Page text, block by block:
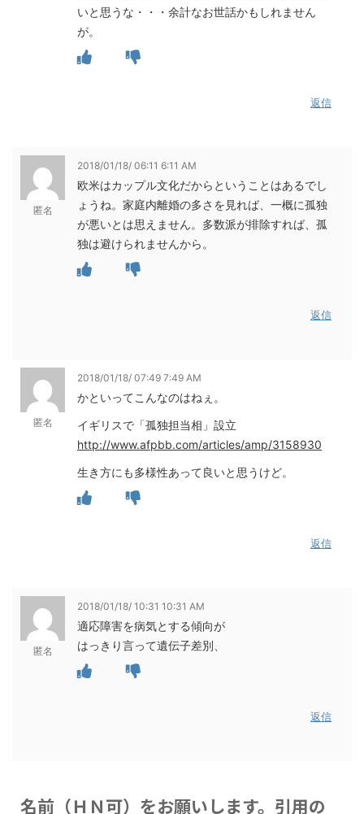
いと思うな・・・余計なお世話かもしれません
が。
返信
匿名
2018/01/18/ 06:11 6:11 AM
欧米はカップル文化だからということはあるでし
ょうね。家庭内離婚の多さを見れば、一概に孤独
が悪いとは思えません。多数派が排除すれば、孤
独は避けられませんから。
返信
匿名
2018/01/18/ 07:49 7:49 AM
かといってこんなのはねぇ。
イギリスで「孤独担当相」設立
http://www.afpbb.com/articles/amp/3158930
生き方にも多様性あって良いと思うけど。
返信
匿名
2018/01/18/ 10:31 10:31 AM
適応障害を病気とする傾向が
はっきり言って遺伝子差別、
返信
名前（ＨＮ可）をお願いします。引用の